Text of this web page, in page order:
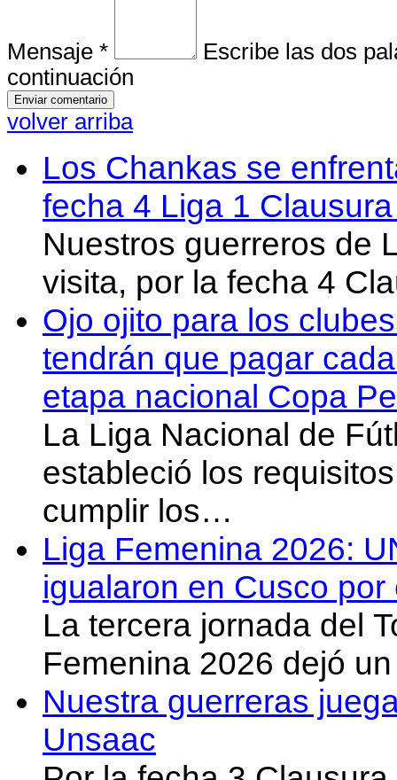
Mensaje *
Escribe las dos
continuación
volver arriba
Los Chankas se
fecha 4 Liga 1
Nuestros guerreros de
visita, por la fecha 4
Ojo ojito para los
tendrán que pagar
etapa nacional Copa
La Liga Nacional de
estableció los
cumplir los…
Liga Femenina 2026:
igualaron en Cusco
La tercera jornada del
Femenina 2026 dejó
Nuestra guerreras
Unsaac